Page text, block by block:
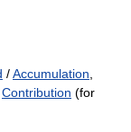
/Accumulation
Contribution (for